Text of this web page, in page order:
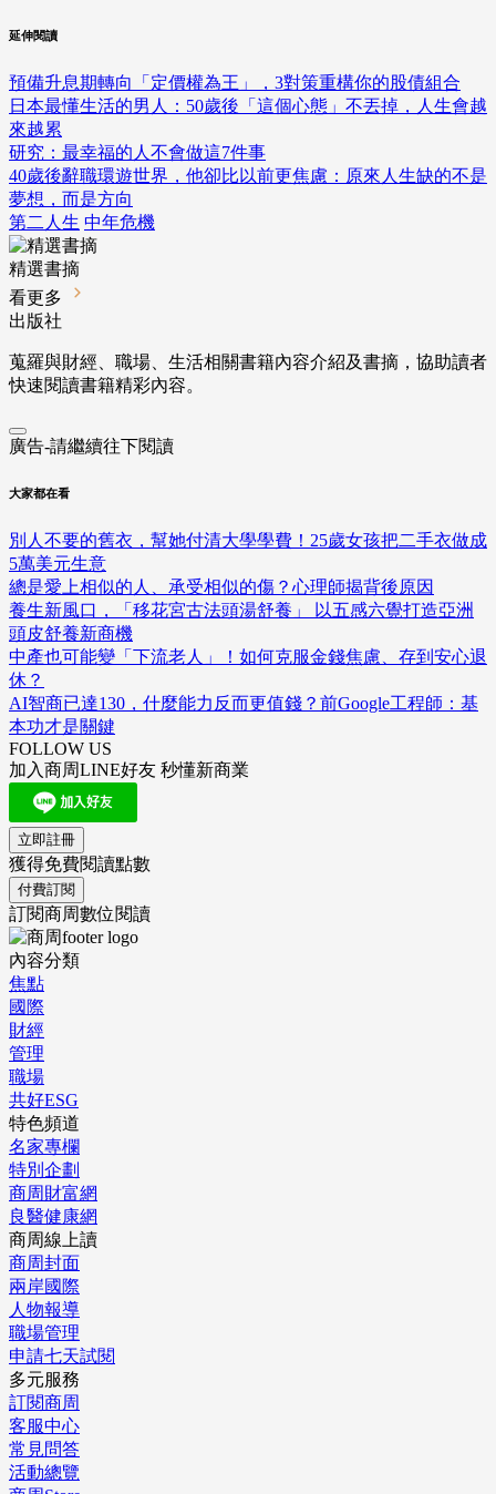
延伸閱讀
預備升息期轉向「定價權為王」，3對策重構你的股債組合
日本最懂生活的男人：50歲後「這個心態」不丟掉，人生會越
來越累
研究：最幸福的人不會做這7件事
40歲後辭職環遊世界，他卻比以前更焦慮：原來人生缺的不是
夢想，而是方向
第二人生 中年危機
精選書摘
看更多
出版社
蒐羅與財經、職場、生活相關書籍內容介紹及書摘，協助讀者
快速閱讀書籍精彩內容。
廣告-請繼續往下閱讀
大家都在看
別人不要的舊衣，幫她付清大學學費！25歲女孩把二手衣做成
5萬美元生意
總是愛上相似的人、承受相似的傷？心理師揭背後原因
養生新風口，「移花宮古法頭湯舒養」 以五感六覺打造亞洲
頭皮舒養新商機
中產也可能變「下流老人」！如何克服金錢焦慮、存到安心退
休？
AI智商已達130，什麼能力反而更值錢？前Google工程師：基
本功才是關鍵
FOLLOW US
加入商周LINE好友 秒懂新商業
立即註冊
獲得免費閱讀點數
付費訂閱
訂閱商周數位閱讀
內容分類
焦點
國際
財經
管理
職場
共好ESG
特色頻道
名家專欄
特別企劃
商周財富網
良醫健康網
商周線上讀
商周封面
兩岸國際
人物報導
職場管理
申請七天試閱
多元服務
訂閱商周
客服中心
常見問答
活動總覽